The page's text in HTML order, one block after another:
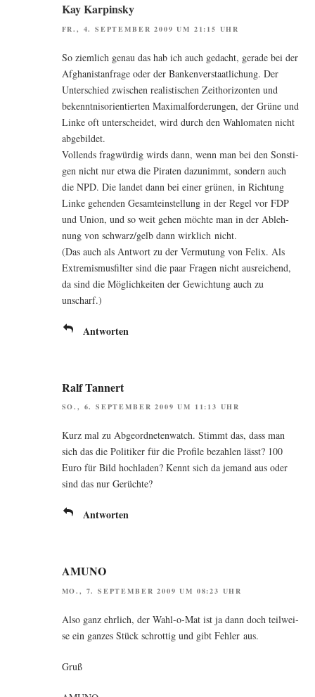
Kay Karpinsky
FR., 4. SEPTEMBER 2009 UM 21:15 UHR
So ziem­lich genau das hab ich auch gedacht, gera­de bei der
Afgha­ni­st­an­fra­ge oder der Ban­ken­ver­staat­li­chung. Der
Unter­schied zwi­schen rea­lis­ti­schen Zeit­ho­ri­zon­ten und
bekennt­nis­ori­en­tier­ten Maxi­mal­for­de­run­gen, der Grü­ne und
Lin­ke oft unter­schei­det, wird durch den Wahloma­ten nicht
abgebildet.
Voll­ends frag­wür­dig wirds dann, wenn man bei den Sons­ti­
gen nicht nur etwa die Pira­ten dazu­nimmt, son­dern auch
die NPD. Die lan­det dann bei einer grü­nen, in Rich­tung
Lin­ke gehen­den Gesamt­ein­stel­lung in der Regel vor FDP
und Uni­on, und so weit gehen möch­te man in der Ableh­
nung von schwarz/gelb dann wirk­lich nicht.
(Das auch als Ant­wort zu der Ver­mu­tung von Felix. Als
Extre­mis­mus­fil­ter sind die paar Fra­gen nicht aus­rei­chend,
da sind die Mög­lich­kei­ten der Gewich­tung auch zu
unscharf.)
Antworten
Ralf Tannert
SO., 6. SEPTEMBER 2009 UM 11:13 UHR
Kurz mal zu Abge­ord­ne­ten­watch. Stimmt das, dass man
sich das die Poli­ti­ker für die Pro­fi­le bezah­len lässt? 100
Euro für Bild hoch­la­den? Kennt sich da jemand aus oder
sind das nur Gerüchte?
Antworten
AMUNO
MO., 7. SEPTEMBER 2009 UM 08:23 UHR
Also ganz ehr­lich, der Wahl-o-Mat ist ja dann doch teil­wei­
se ein gan­zes Stück schrot­tig und gibt Feh­ler aus.
Gruß